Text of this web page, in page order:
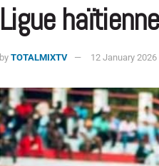
Ligue
by TOTALMIXTV 12 January 2026